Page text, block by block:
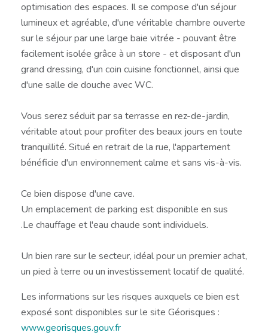
optimisation des espaces. Il se compose d'un séjour
lumineux et agréable, d'une véritable chambre ouverte
sur le séjour par une large baie vitrée - pouvant être
facilement isolée grâce à un store - et disposant d'un
grand dressing, d'un coin cuisine fonctionnel, ainsi que
d'une salle de douche avec WC.
Vous serez séduit par sa terrasse en rez-de-jardin,
véritable atout pour profiter des beaux jours en toute
tranquillité. Situé en retrait de la rue, l'appartement
bénéficie d'un environnement calme et sans vis-à-vis.
Ce bien dispose d'une cave.
Un emplacement de parking est disponible en sus
.Le chauffage et l'eau chaude sont individuels.
Un bien rare sur le secteur, idéal pour un premier achat,
un pied à terre ou un investissement locatif de qualité.
Les informations sur les risques auxquels ce bien est
exposé sont disponibles sur le site Géorisques :
www.georisques.gouv.fr